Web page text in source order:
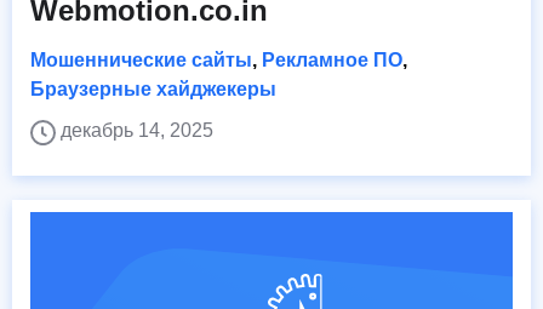
Webmotion.co.in
Мошеннические сайты, Рекламное ПО,
Браузерные хайджекеры
декабрь 14, 2025